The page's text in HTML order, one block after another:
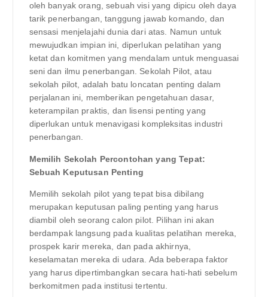
oleh banyak orang, sebuah visi yang dipicu oleh daya
tarik penerbangan, tanggung jawab komando, dan
sensasi menjelajahi dunia dari atas. Namun untuk
mewujudkan impian ini, diperlukan pelatihan yang
ketat dan komitmen yang mendalam untuk menguasai
seni dan ilmu penerbangan. Sekolah Pilot, atau
sekolah pilot, adalah batu loncatan penting dalam
perjalanan ini, memberikan pengetahuan dasar,
keterampilan praktis, dan lisensi penting yang
diperlukan untuk menavigasi kompleksitas industri
penerbangan.
Memilih Sekolah Percontohan yang Tepat:
Sebuah Keputusan Penting
Memilih sekolah pilot yang tepat bisa dibilang
merupakan keputusan paling penting yang harus
diambil oleh seorang calon pilot. Pilihan ini akan
berdampak langsung pada kualitas pelatihan mereka,
prospek karir mereka, dan pada akhirnya,
keselamatan mereka di udara. Ada beberapa faktor
yang harus dipertimbangkan secara hati-hati sebelum
berkomitmen pada institusi tertentu.